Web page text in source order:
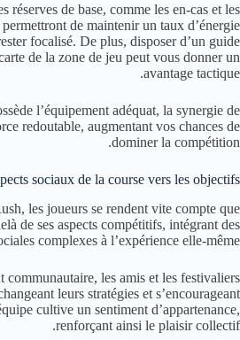
réserves de base, comme les en-cas et les
de maintenir un taux d’énergie
focalisé. De plus, disposer d’un guide
de la zone de jeu peut vous donner un
avantage tactique.
l’équipement adéquat, la synergie de
redoutable, augmentant vos chances de
dominer la compétition.
sociaux de la course vers les objectifs
les joueurs se rendent vite compte que
de ses aspects compétitifs, intégrant des
complexes à l’expérience elle-même.
communautaire, les amis et les festivaliers
leurs stratégies et s’encourageant
cultive un sentiment d’appartenance,
renforçant ainsi le plaisir collectif.